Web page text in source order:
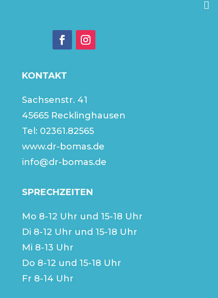
KONTAKT
Sachsenstr. 41
45665 Recklinghausen
Tel: 02361.82565
www.dr-bomas.de
info@dr-bomas.de
SPRECHZEITEN
Mo 8-12 Uhr und 15-18 Uhr
Di 8-12 Uhr und 15-18 Uhr
Mi 8-13 Uhr
Do 8-12 und 15-18 Uhr
Fr 8-14 Uhr